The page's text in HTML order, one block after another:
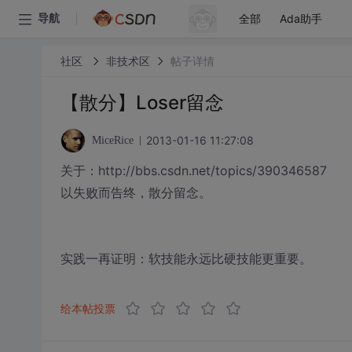
导航 全部 Ada助手
社区 非技术区 帖子详情
【散分】Loser留念
MiceRice 2013-01-16 11:27:08
关于：http://bbs.csdn.net/topics/390346587
以失败而告终，散分留念。
实践一再证明：软技能永远比硬技能更重要。
给本帖投票